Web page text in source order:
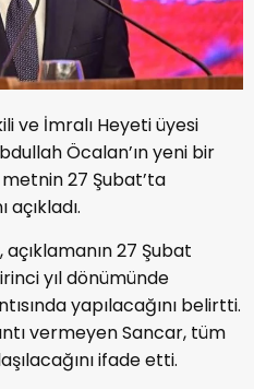
ve İmralı Heyeti üyesi
Öcalan’ın yeni bir
27 Şubat’ta
27 Şubat
yıl dönümünde
yapılacağını belirtti.
vermeyen Sancar, tüm
ifade etti.